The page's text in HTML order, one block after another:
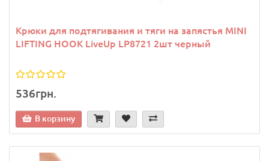
Крюки для подтягивания и тяги на запястья MINI
LIFTING HOOK LiveUp LP8721 2шт черный
536грн.
В корзину